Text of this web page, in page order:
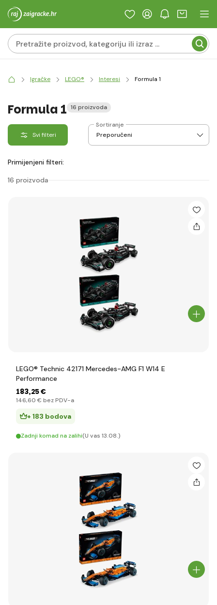
Igračke LEGO® Interesi Formula 1
Formula 1 16 proizvoda
Svi filteri
Sortiranje
Primijenjeni filteri:
16 proizvoda
LEGO® Technic 42171 Mercedes-AMG F1 W14 E
Performance
183,25 €
146,60 € bez PDV-a
+ 183 bodova
Zadnji komad na zalihi(U vas 13.08.)